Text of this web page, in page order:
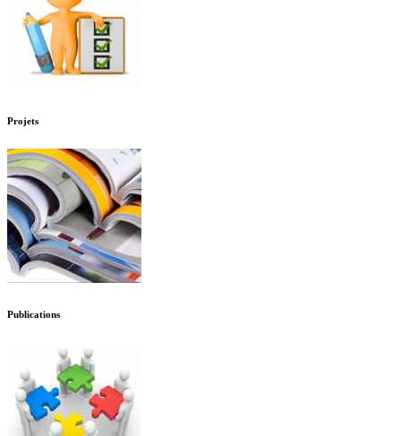
Projets
Publications